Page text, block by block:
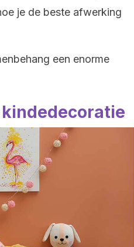
je de beste afwerking
een enorme